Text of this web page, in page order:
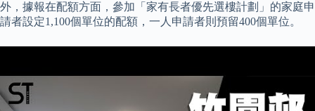
外，據報在配額方面，參加「家有長者優先選樓計劃」的家庭申
請者設定1,100個單位的配額，一人申請者則預留400個單位。